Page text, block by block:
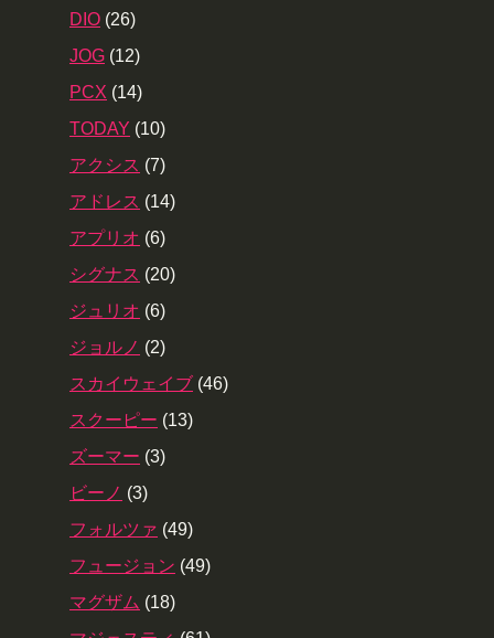
DIO (26)
JOG (12)
PCX (14)
TODAY (10)
アクシス (7)
アドレス (14)
アプリオ (6)
シグナス (20)
ジュリオ (6)
ジョルノ (2)
スカイウェイブ (46)
スクーピー (13)
ズーマー (3)
ビーノ (3)
フォルツァ (49)
フュージョン (49)
マグザム (18)